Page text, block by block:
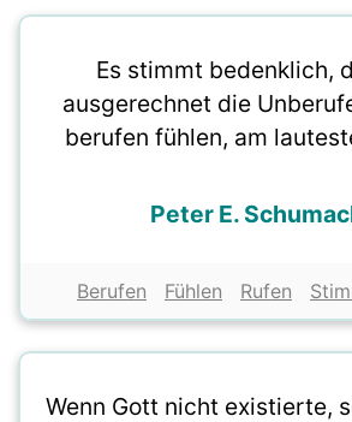
Es stimmt bedenklich,
ausgerechnet die
berufen fühlen, am
Peter E.
Berufen Fühlen Rufen
Wenn Gott nicht existierte,